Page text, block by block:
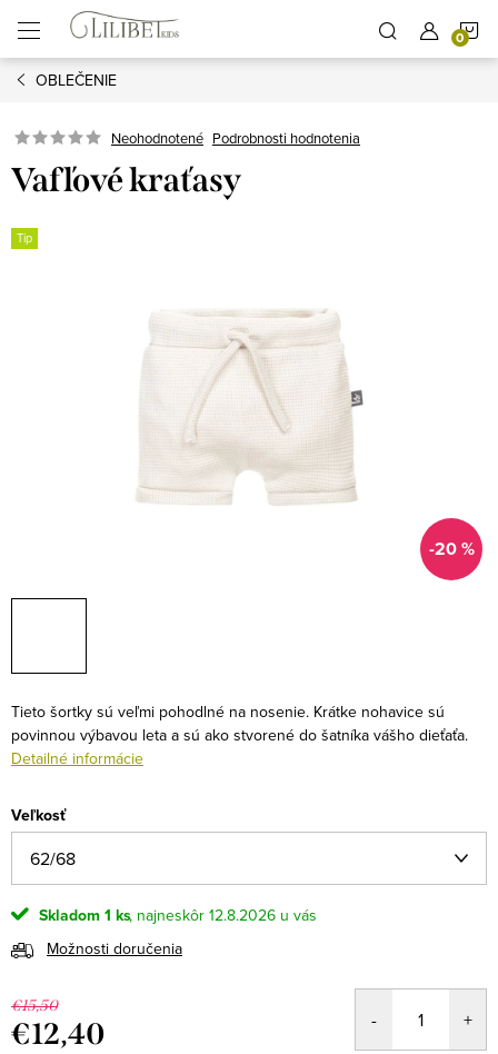
obsah
OBLEČENIE
Neohodnotené Podrobnosti hodnotenia
Vafľové kraťasy
Tip
-20 %
Tieto šortky sú veľmi pohodlné na nosenie. Krátke nohavice sú
povinnou výbavou leta a sú ako stvorené do šatníka vášho dieťaťa.
Detailné informácie
Veľkosť
Skladom 1 ks
12.8.2026
Možnosti doručenia
€15,50
€12,40